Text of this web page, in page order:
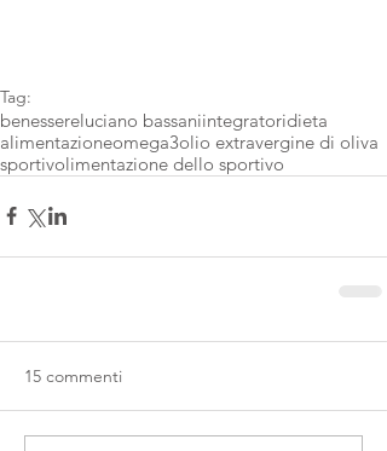
Tag:
benessereluciano bassaniintegratoridieta
alimentazioneomega3olio extravergine di oliva
sportivolimentazione dello sportivo
15 commenti